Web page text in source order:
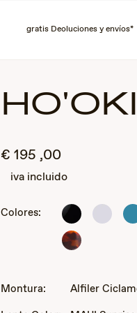
DE
€ 195 ,00
iva incluido
Colores:
Negro
brillante
Cristal
Carey
Montura:
Alfiler
gratis Deoluciones y envíos*